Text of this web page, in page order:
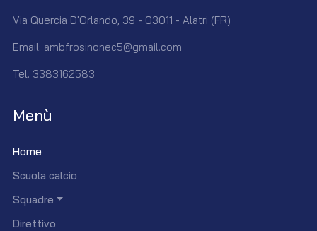
Via Quercia D'Orlando, 39 - 03011 - Alatri (FR)
Email: ambfrosinonec5@gmail.com
Tel. 3383162583
Menù
Home
Scuola calcio
Squadre
Direttivo